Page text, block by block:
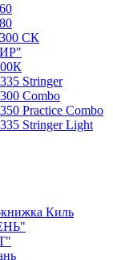
СК
Stringer
Combo
Practice Combo
Stringer Light
книжка Киль